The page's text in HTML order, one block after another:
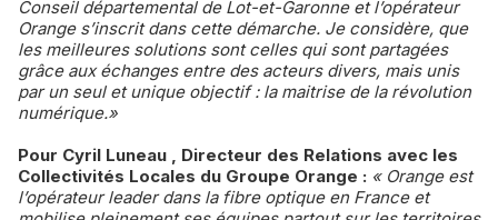
Conseil départemental de Lot-et-Garonne et l’opérateur
Orange s’inscrit dans cette démarche. Je considère, que
les meilleures solutions sont celles qui sont partagées
grâce aux échanges entre des acteurs divers, mais unis
par un seul et unique objectif : la maitrise de la révolution
numérique.»
Pour Cyril Luneau , Directeur des Relations avec les
Collectivités Locales du Groupe Orange : « Orange est
l’opérateur leader dans la fibre optique en France et